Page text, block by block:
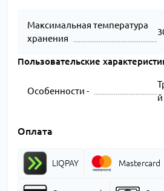
Максимальная температура
хранения
Пользовательские
Особенности -
Оплата
LIQPAY Mastercard